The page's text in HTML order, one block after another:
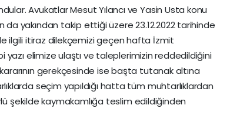
Avukatlar Mesut Yılancı ve Yasin Usta konu
da yakından takip ettiği üzere 23.12.2022 tarihinde
ilgili itiraz dilekçemizi geçen hafta İzmit
yazı elimize ulaştı ve taleplerimizin reddedildiğini
gerekçesinde ise başta tutanak altına
seçim yapıldığı hatta tüm muhtarlıklardan
şekilde kaymakamlığa teslim edildiğinden